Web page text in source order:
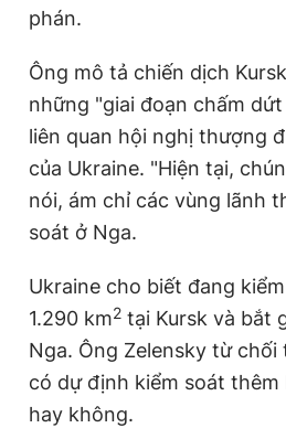
phán.
Ông mô tả chiến dịch
những "giai đoạn chấm
liên quan hội nghị thượng
của Ukraine. "Hiện tại,
nói, ám chỉ các vùng lãnh
soát ở Nga.
Ukraine cho biết đang
1.290 km2 tại Kursk và bắt
Nga. Ông Zelensky từ chối
có dự định kiểm soát thêm
hay không.